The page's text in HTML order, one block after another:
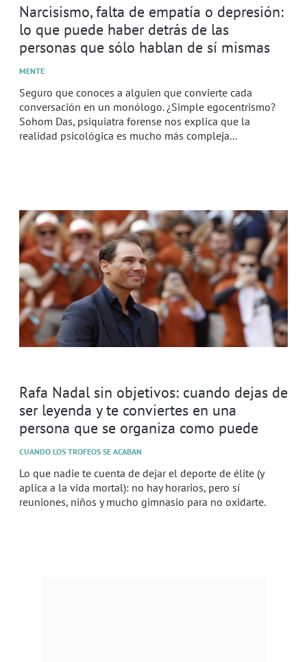
Narcisismo, falta de empatía o depresión:
lo que puede haber detrás de las
personas que sólo hablan de sí mismas
MENTE
Seguro que conoces a alguien que convierte cada
conversación en un monólogo. ¿Simple egocentrismo?
Sohom Das, psiquiatra forense nos explica que la
realidad psicológica es mucho más compleja...
Rafa Nadal sin objetivos: cuando dejas de
ser leyenda y te conviertes en una
persona que se organiza como puede
CUANDO LOS TROFEOS SE ACABAN
Lo que nadie te cuenta de dejar el deporte de élite (y
aplica a la vida mortal): no hay horarios, pero sí
reuniones, niños y mucho gimnasio para no oxidarte.